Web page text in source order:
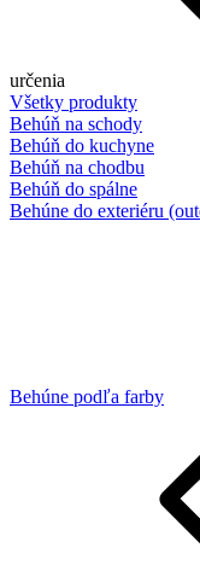
určenia
Všetky produkty
Behúň na schody
Behúň do kuchyne
Behúň na chodbu
Behúň do spálne
Behúne do exteriéru
Behúne podľa farby